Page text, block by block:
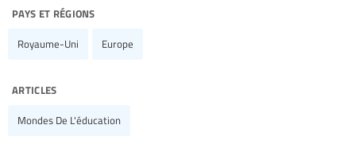
pays et régions
Royaume-Uni Europe
articles
Mondes De L'éducation